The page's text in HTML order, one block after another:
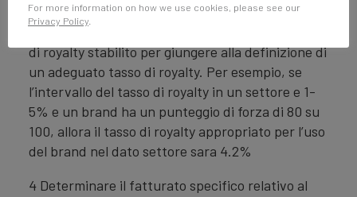
3 Calcolare il tasso di royalty. Il punteggio di forza
del brand viene applicato all’intervallo del tasso
di royalty stabilito per giungere alla definizione di
un adeguato tasso di royalty. Per esempio, se
l’intervallo del tasso di royalty in un settore e 1-
5% e un brand ha un punteggio di forza di 80 su
100, allora il tasso di royalty appropriato per l’uso
del brand nel dato settore sara 4.2%
4 Determinare il fatturato specifico relativo al
For more information on how we use cookies, please see our
Privacy Policy.